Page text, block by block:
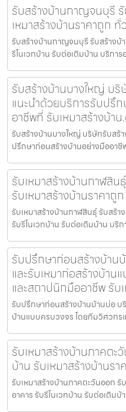
รับสร้างบ้านกาญจนบุรี
เหมาสร้างบ้านราคาถูก ทั่
รับสร้างบ้านกาญจนบุรี รับสร้างบ้า
รีโนเวทบ้าน รับต่อเติมบ้าน บริกา
รับสร้างบ้านบางใหญ่ บ
แนะนำด้วยบริการรับปรึ
อาชีพที่ รับเหมาสร้างบ้า
รับสร้างบ้านบางใหญ่ บริษัทรับสร้
ปรึกษาก่อนสร้างบ้านอย่างมืออาชี
รับเหมาสร้างบ้านกาฬสิ
รับเหมาสร้างบ้านราคาถู
รับเหมาสร้างบ้านกาฬสินธุ์ รับสร้า
รับรีโนเวทบ้าน รับต่อเติมบ้าน บริ
รับปรึกษาก่อนสร้างบ้าน
และรับเหมาก่อสร้างบ้า
และสถาปนิกมืออาชีพ รับ
รับปรึกษาก่อนสร้างบ้านบ้านบ่อ บ
บ้านแบบครบวงจร โดยทีมวิศวกร
รับเหมาสร้างบ้านภาคต
บ้าน รับเหมาสร้างบ้านร
รับเหมาสร้างบ้านภาคตะวันออก รั
อาคาร รับรีโนเวทบ้าน รับต่อเติม